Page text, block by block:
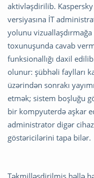
aktivləşdirilib.
versiyasına İT
yolunu
toxunuşunda cavab
funksionallığı daxil
olunur: şübhəli faylları
üzərindən sonrakı
etmək; sistem boşluğu
bir kompyuterdə aşkar
administrator digər
göstəricilərini tapa bilər.
Təkmilləşdirilmiş həllə